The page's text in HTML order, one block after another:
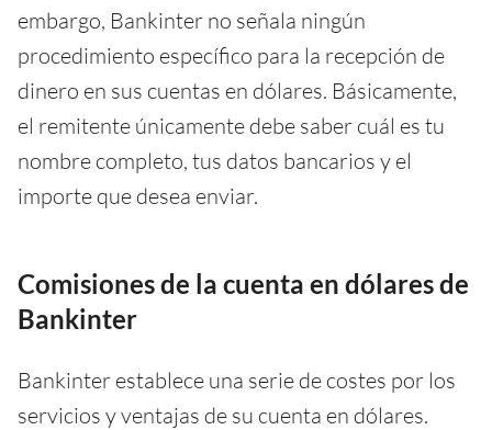
embargo, Bankinter no señala ningún
procedimiento específico para la recepción de
dinero en sus cuentas en dólares. Básicamente,
el remitente únicamente debe saber cuál es tu
nombre completo, tus datos bancarios y el
importe que desea enviar.
Comisiones de la cuenta en dólares de
Bankinter
Bankinter establece una serie de costes por los
servicios y ventajas de su cuenta en dólares.